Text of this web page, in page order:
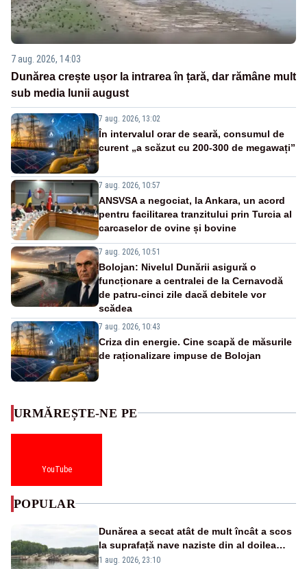
7 aug. 2026, 14:03
Dunărea crește ușor la intrarea în țară, dar rămâne mult
sub media lunii august
7 aug. 2026, 13:02
În intervalul orar de seară, consumul de
curent „a scăzut cu 200-300 de megawați”
7 aug. 2026, 10:57
ANSVSA a negociat, la Ankara, un acord
pentru facilitarea tranzitului prin Turcia al
carcaselor de ovine și bovine
7 aug. 2026, 10:51
Bolojan: Nivelul Dunării asigură o
funcționare a centralei de la Cernavodă
de patru-cinci zile dacă debitele vor
scădea
7 aug. 2026, 10:43
Criza din energie. Cine scapă de măsurile
de raționalizare impuse de Bolojan
URMĂREȘTE-NE PE
YouTube
POPULAR
Dunărea a secat atât de mult încât a scos
la suprafață nave naziste din al doilea
război mondial
1 aug. 2026, 23:10